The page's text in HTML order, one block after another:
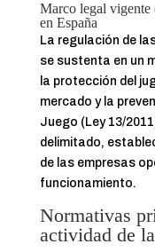
Marco legal vigente
en España
La regulación de
se sustenta en un
la protección del
mercado y la
Juego (Ley 13/
delimitado,
de las empresas
funcionamiento.
Normativas
actividad de